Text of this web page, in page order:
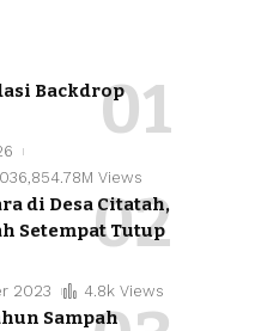
Backdrop
Views
di Desa Citatah,
Setempat Tutup
2023 4.8k Views
Sampah